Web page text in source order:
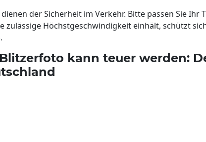
der Sicherheit im Verkehr. Bitte passen Sie Ihr
zulässige Höchstgeschwindigkeit einhält, schützt
kann teuer werden: